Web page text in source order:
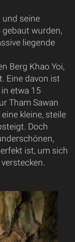
und seine
wurden,
liegende
Berg Khao Yoi,
Eine davon ist
etwa 15
Tham Sawan
kleine, steile
Doch
ist, um sich